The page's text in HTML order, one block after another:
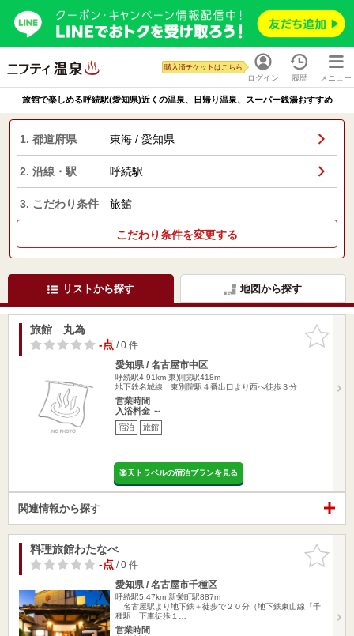
ログイン
購入済チケットはこちら
履歴 メニュー
旅館で楽しめる呼続駅(愛知県)近くの温泉、日帰り温泉、スーパー銭湯おすすめ
1. 都道府県 東海 / 愛知県
2. 沿線・駅 呼続駅
3. こだわり条件 旅館
こだわり条件を変更する
リストから探す 地図から探す
お気に入
りに追加
旅館 丸為
-点/ 0 件
愛知県 / 名古屋市中区
呼続駅4.91km 東別院駅418m
地下鉄名城線 東別院駅４番出口より西へ徒歩３分
営業時間
入浴料金 ～
宿泊 旅館
楽天トラベルの宿泊プランを見る
関連情報から探す
お気に入
りに追加
料理旅館わたなべ
-点/ 0 件
愛知県 / 名古屋市千種区
呼続駅5.47km 新栄町駅887m
名古屋駅より地下鉄＋徒歩で２０分（地下鉄東山線「千
種駅」下車徒歩１…
営業時間